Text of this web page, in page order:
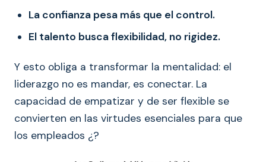
La confianza pesa más que el control.
El talento busca flexibilidad, no rigidez.
Y esto obliga a transformar la mentalidad: el
liderazgo no es mandar, es conectar. La
capacidad de empatizar y de ser flexible se
convierten en las virtudes esenciales para que
los empleados ¿?